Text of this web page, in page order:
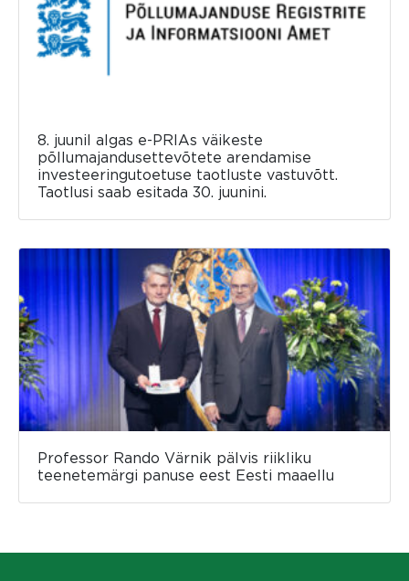
8. juunil algas e-PRIAs väikeste
põllumajandusettevõtete arendamise
investeeringutoetuse taotluste vastuvõtt.
Taotlusi saab esitada 30. juunini.
Professor Rando Värnik pälvis riikliku
teenetemärgi panuse eest Eesti maaellu